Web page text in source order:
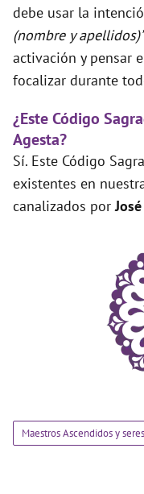
debe usar la
(nombre y
activación y pensar
focalizar durante
¿Este Código
Agesta?
Sí. Este Código
existentes en
canalizados por
Maestros Ascendidos y